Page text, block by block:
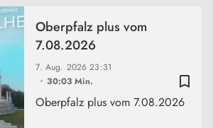
bookmark_border
7. Aug. 202623:31
30:03 Min.
Oberpfalz plus vom
7.08.2026
Oberpfalz plus vom 7.08.2026